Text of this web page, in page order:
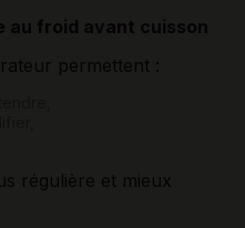
au froid avant cuisson
permettent :
régulière et mieux